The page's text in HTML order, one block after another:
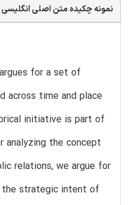
نمونه چکیده متن اصلی انگلیسی
for a set of
across time and place
initiative is part of
the concept
relations, we argue for
the strategic intent of